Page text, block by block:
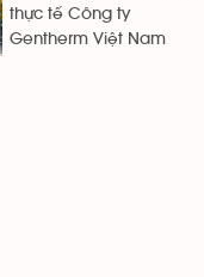
thực tế Công ty
Gentherm Việt Nam